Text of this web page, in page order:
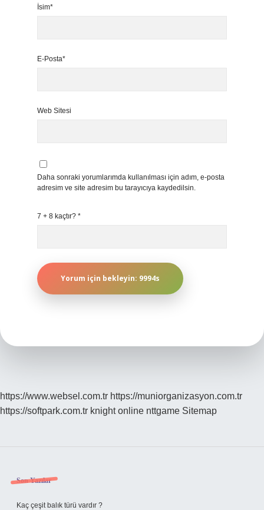
İsim*
E-Posta*
Web Sitesi
Daha sonraki yorumlarımda kullanılması için adım, e-posta
adresim ve site adresim bu tarayıcıya kaydedilsin.
7 + 8 kaçtır? *
https://www.websel.com.tr https://muniorganizasyon.com.tr
https://softpark.com.tr knight online nttgame Sitemap
Sidebar
Son Yazılar
Kaç çeşit balık türü vardır ?